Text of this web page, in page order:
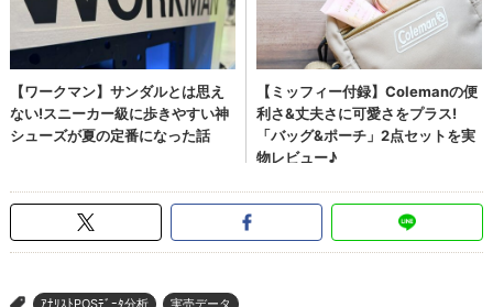
ｱﾅﾘｽﾄPOSﾃﾞｰﾀ分析 実売データ